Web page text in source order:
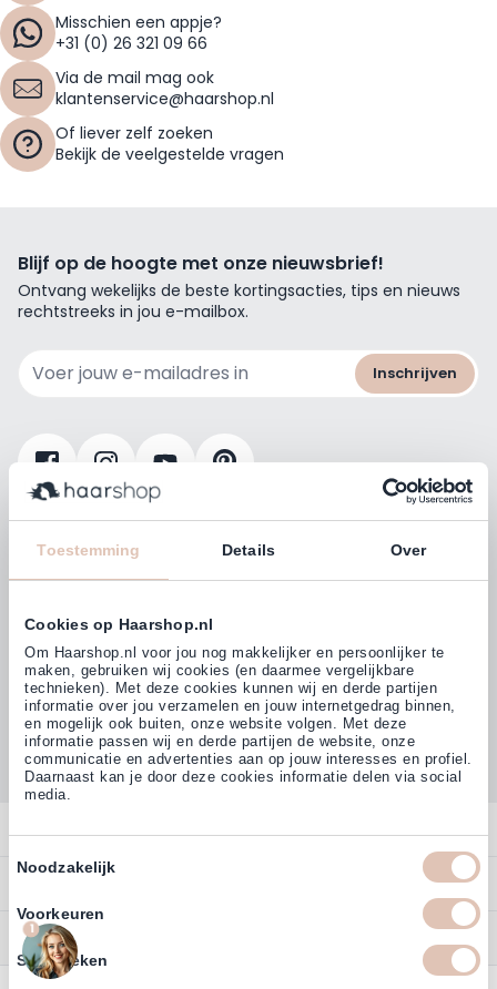
Toestemming Details Over
Cookies op Haarshop.nl
Om Haarshop.nl voor jou nog makkelijker en persoonlijker te
maken, gebruiken wij cookies (en daarmee vergelijkbare
technieken). Met deze cookies kunnen wij en derde partijen
informatie over jou verzamelen en jouw internetgedrag binnen,
en mogelijk ook buiten, onze website volgen. Met deze
informatie passen wij en derde partijen de website, onze
communicatie en advertenties aan op jouw interesses en profiel.
Daarnaast kan je door deze cookies informatie delen via social
media.
Noodzakelijk
Voorkeuren
Statistieken
Misschien een appje?
+31 (0) 26 321 09 66
Via de mail mag ook
klantenservice@haarshop.nl
Of liever zelf zoeken
Bekijk de veelgestelde vragen
Contact
Overzicht
Contact
Account
Betalen
Annuleren
Service
Garantie
Blijf op de hoogte met onze nieuwsbrief!
Ontvang wekelijks de beste kortingsacties, tips en nieuws
rechtstreeks in jou e-mailbox.
Inschrijven
4,77 (38.000+)
1